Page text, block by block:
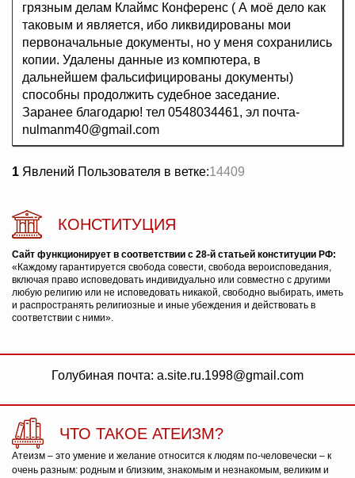
грязным делам Клаймс Конференс ( А моё дело как
таковым и является, ибо ликвидированы мои
первоначальные документы, но у меня сохранились
копии. Удалены данные из компютера, в
дальнейшем фальсифицированы документы)
способны продолжить судебное заседание.
Заранее благодарю! тел 0548034461, эл почта-
nulmanm40@gmail.com
1 Явлений Пользователя в ветке:14409
КОНСТИТУЦИЯ
Сайт функционирует в соответствии с 28-й статьей конституции РФ:
«Каждому гарантируется свобода совести, свобода вероисповедания,
включая право исповедовать индивидуально или совместно с другими
любую религию или не исповедовать никакой, свободно выбирать, иметь
и распространять религиозные и иные убеждения и действовать в
соответствии с ними».
Голубиная почта: a.site.ru.1998@gmail.com
ЧТО ТАКОЕ АТЕИЗМ?
Атеизм – это умение и желание относится к людям по-человечески – к
очень разным: родным и близким, знакомым и незнакомым, великим и